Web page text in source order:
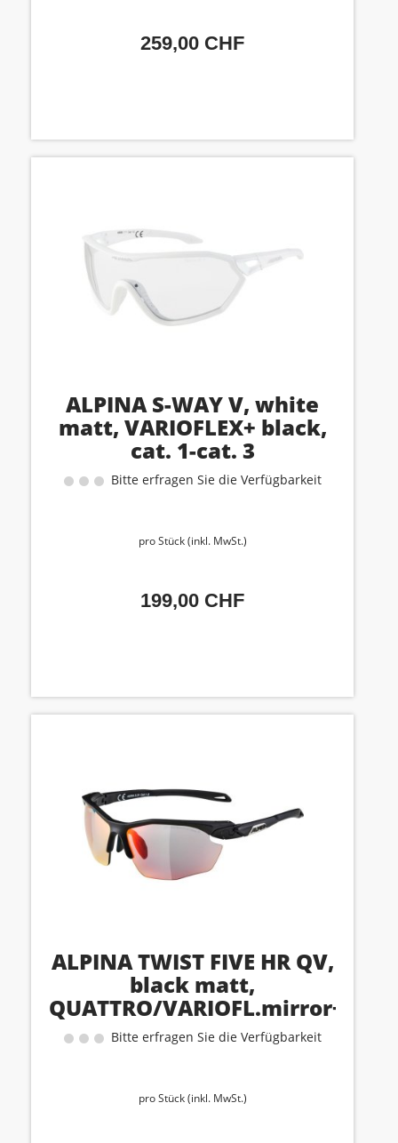
259,00 CHF
ALPINA S-WAY V, white
matt, VARIOFLEX+ black,
cat. 1-cat. 3
Bitte erfragen Sie die Verfügbarkeit
pro Stück (inkl. MwSt.)
199,00 CHF
ALPINA TWIST FIVE HR QV,
black matt,
QUATTRO/VARIOFL.mirror+
rainb., cat. 1-cat. 3
Bitte erfragen Sie die Verfügbarkeit
pro Stück (inkl. MwSt.)